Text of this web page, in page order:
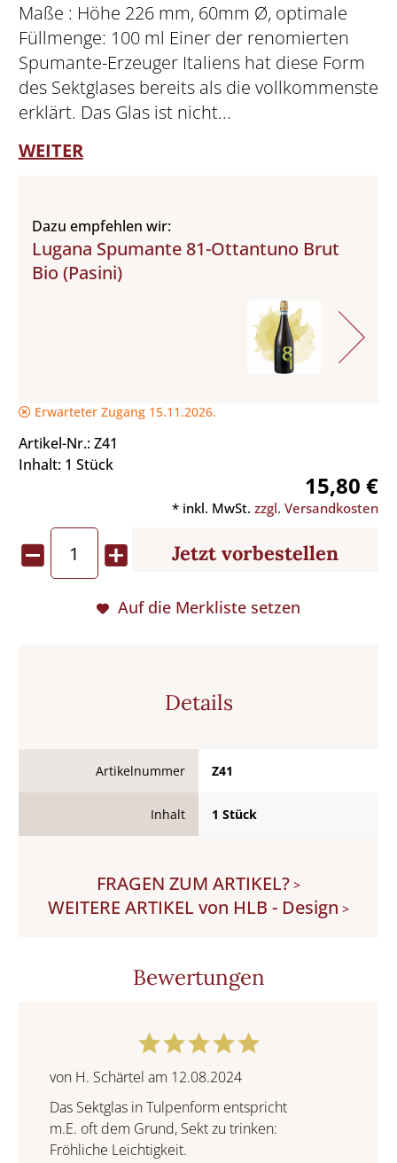
Maße : Höhe 226 mm, 60mm Ø, optimale
Füllmenge: 100 ml Einer der renomierten
Spumante-Erzeuger Italiens hat diese Form
des Sektglases bereits als die vollkommenste
erklärt. Das Glas ist nicht...
WEITER
Dazu empfehlen wir:
Lugana Spumante 81-Ottantuno Brut
Bio (Pasini)
Erwarteter Zugang 15.11.2026.
Artikel-Nr.: Z41
Inhalt: 1 Stück
15,80 €
* inkl. MwSt.zzgl. Versandkosten
Jetzt vorbestellen
Auf die Merkliste setzen
Details
Artikelnummer Z41
Inhalt 1 Stück
FRAGEN ZUM ARTIKEL? >
WEITERE ARTIKEL von HLB - Design >
Bewertungen
von H. Schärtel am 12.08.2024
Das Sektglas in Tulpenform entspricht
m.E. oft dem Grund, Sekt zu trinken:
Fröhliche Leichtigkeit.